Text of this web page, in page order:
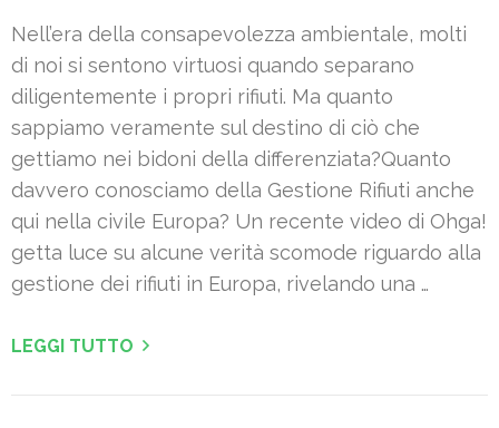
Nell’era della consapevolezza ambientale, molti
di noi si sentono virtuosi quando separano
diligentemente i propri rifiuti. Ma quanto
sappiamo veramente sul destino di ciò che
gettiamo nei bidoni della differenziata?Quanto
davvero conosciamo della Gestione Rifiuti anche
qui nella civile Europa? Un recente video di Ohga!
getta luce su alcune verità scomode riguardo alla
gestione dei rifiuti in Europa, rivelando una …
LEGGI TUTTO